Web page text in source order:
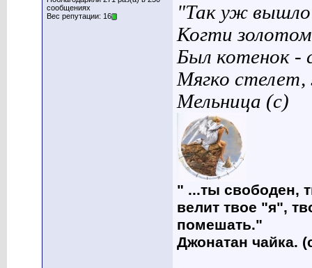
сообщениях
Вес репутации: 16
"Так уж вышло
Когти
Был котенок -
Мягко
Мельница (с)
" ...ты свободен,
велит твое "я",
помешать."
Джонатан чайка.